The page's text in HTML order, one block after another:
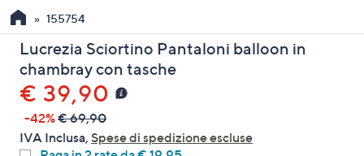
i
tasti
freccia
su
oppure
scorri
155754
Lucrezia Sciortino Pantaloni balloon in
chambray con tasche
€ 39,90
-42%€ 69,90
IVA Inclusa, Spese di spedizione escluse